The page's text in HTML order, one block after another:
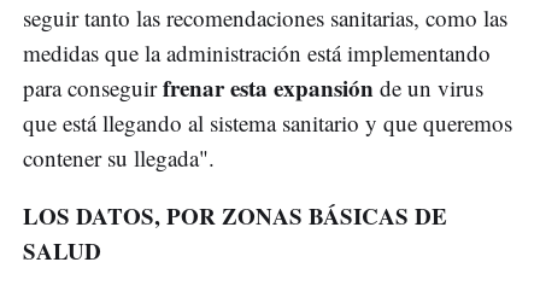
seguir tanto las recomendaciones sanitarias, como las
medidas que la administración está implementando
para conseguirfrenar esta expansión de un virus
que está llegando al sistema sanitario y que queremos
contener su llegada".
LOS DATOS, POR ZONAS BÁSICAS DE
SALUD